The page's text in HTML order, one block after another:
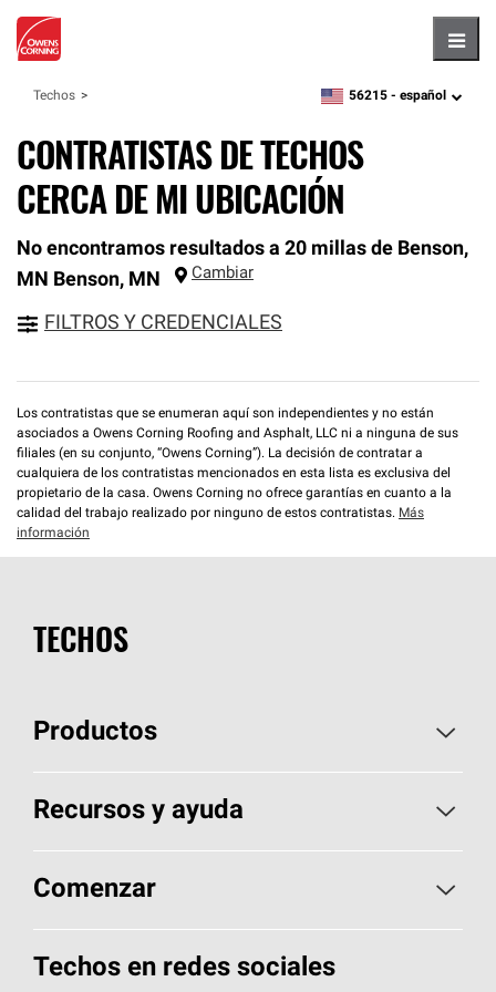
Techos zipcode,language
56215 - español
CONTRATISTAS DE TECHOS
CERCA DE MI UBICACIÓN
No encontramos resultados a 20 millas de Benson,
MN Benson, MN Cambiar
FILTROS Y CREDENCIALES
Los contratistas que se enumeran aquí son independientes y no están
asociados a Owens Corning Roofing and Asphalt, LLC ni a ninguna de sus
filiales (en su conjunto, “Owens Corning”). La decisión de contratar a
cualquiera de los contratistas mencionados en esta lista es exclusiva del
propietario de la casa. Owens Corning no ofrece garantías en cuanto a la
calidad del trabajo realizado por ninguno de estos contratistas. Más
información
TECHOS
Productos
Elija sus tejas
Encuentre un contratista
Componentes para techos
Recursos y ayuda
Aspectos básicos sobre techos
Herramientas de diseño y color
Comenzar
Llame al 1-800-GET-PINK®
Techos en redes sociales